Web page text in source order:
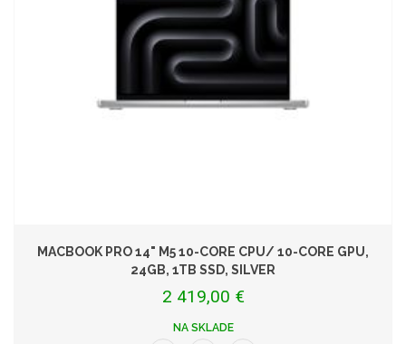
MACBOOK PRO 14" M5 10-CORE CPU/ 10-CORE GPU,
24GB, 1TB SSD, SILVER
2 419,00 €
NA SKLADE